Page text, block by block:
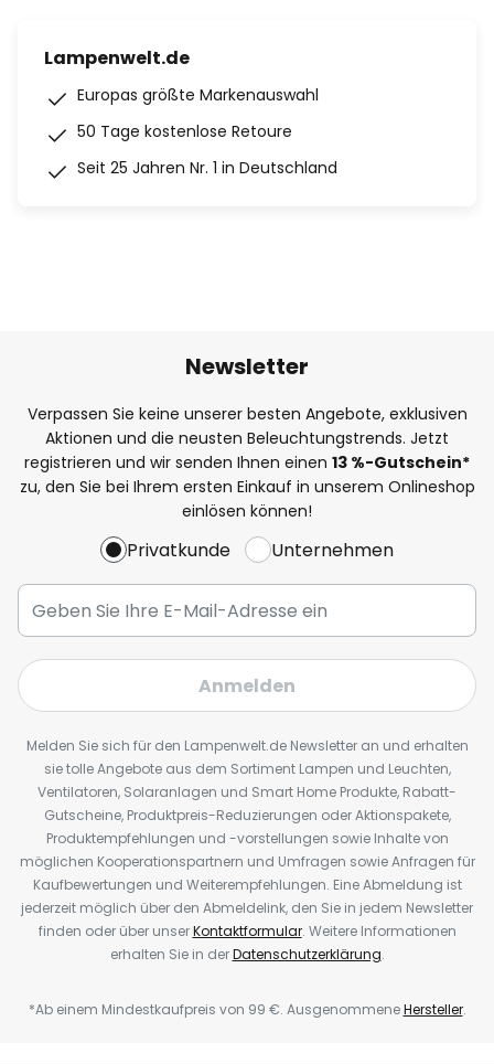
Lampenwelt.de
Europas größte Markenauswahl
50 Tage kostenlose Retoure
Seit 25 Jahren Nr. 1 in Deutschland
Newsletter
Verpassen Sie keine unserer besten Angebote, exklusiven
Aktionen und die neusten Beleuchtungstrends. Jetzt
registrieren und wir senden Ihnen einen 13 %-Gutschein*
zu, den Sie bei Ihrem ersten Einkauf in unserem Onlineshop
einlösen können!
Privatkunde Unternehmen
Anmelden
Melden Sie sich für den Lampenwelt.de Newsletter an und erhalten
sie tolle Angebote aus dem Sortiment Lampen und Leuchten,
Ventilatoren, Solaranlagen und Smart Home Produkte, Rabatt-
Gutscheine, Produktpreis-Reduzierungen oder Aktionspakete,
Produktempfehlungen und -vorstellungen sowie Inhalte von
möglichen Kooperationspartnern und Umfragen sowie Anfragen für
Kaufbewertungen und Weiterempfehlungen. Eine Abmeldung ist
jederzeit möglich über den Abmeldelink, den Sie in jedem Newsletter
finden oder über unserKontaktformular. Weitere Informationen
erhalten Sie in derDatenschutzerklärung.
*Ab einem Mindestkaufpreis von 99 €. AusgenommeneHersteller.